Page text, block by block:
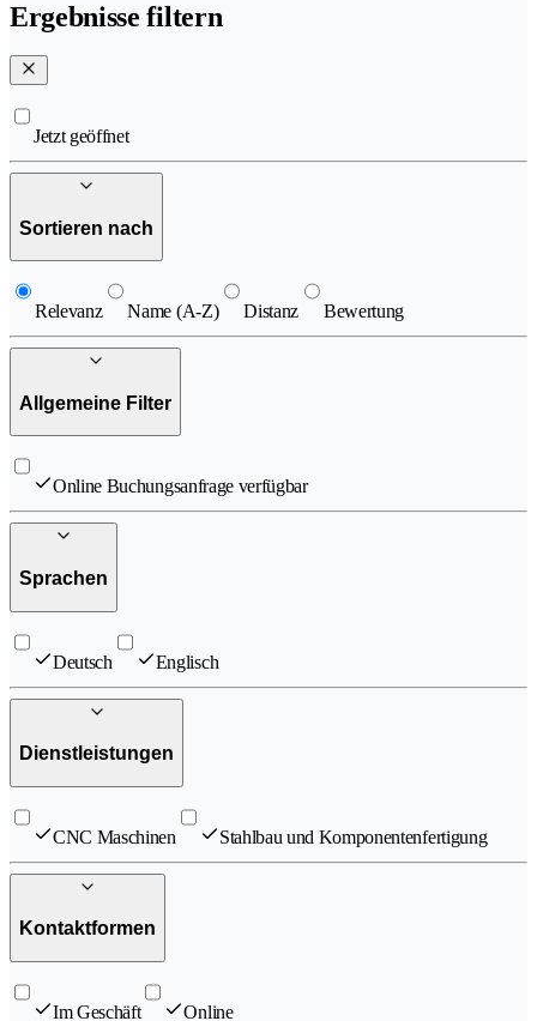
Ergebnisse filtern
Jetzt geöffnet
Sortieren nach
Relevanz Name (A-Z) Distanz Bewertung
Allgemeine Filter
Online Buchungsanfrage verfügbar
Sprachen
Deutsch Englisch
Dienstleistungen
CNC Maschinen Stahlbau und Komponentenfertigung
Kontaktformen
Im Geschäft Online